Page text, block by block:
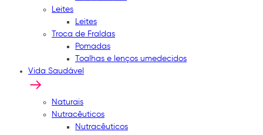
Leites
Leites
Troca de Fraldas
Pomadas
Toalhas e lenços umedecidos
Vida Saudável
Naturais
Nutracêuticos
Nutracêuticos